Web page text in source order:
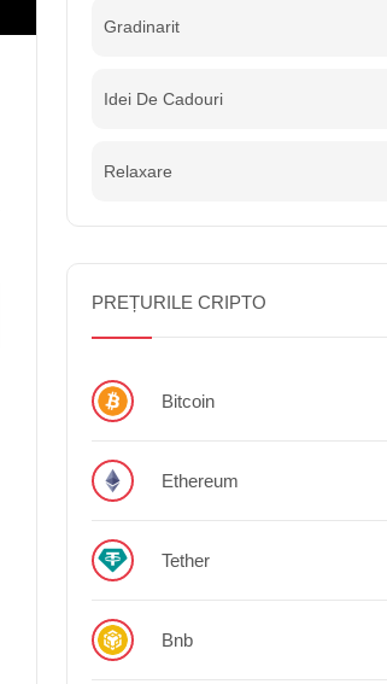
Gradinarit
Idei De Cadouri
Relaxare
PREȚURILE CRIPTO
Bitcoin
Ethereum
Tether
Bnb